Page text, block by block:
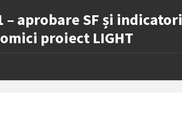
– aprobare SF și indicatori
proiect LIGHT